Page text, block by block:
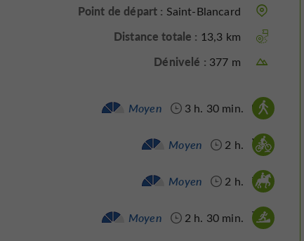
Point de départ : Saint-Blancard
Distance totale : 13,3 km
Dénivelé : 377 m
Marche à pied :
3 h. 30 min.
Moyen
Vtt :
2 h.
Moyen
Cheval :
2 h.
Moyen
Trail :
2 h. 30 min.
Moyen